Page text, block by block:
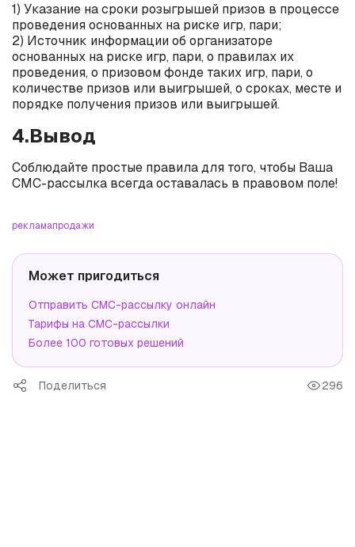
1) Указание на сроки розыгрышей призов в процессе
проведения основанных на риске игр, пари;
2) Источник информации об организаторе
основанных на риске игр, пари, о правилах их
проведения, о призовом фонде таких игр, пари, о
количестве призов или выигрышей, о сроках, месте и
порядке получения призов или выигрышей.
4.Вывод
Соблюдайте простые правила для того, чтобы Ваша
СМС-рассылка всегда оставалась в правовом поле!
рекламапродажи
Может пригодиться
Отправить СМС-рассылку онлайн
Тарифы на СМС-рассылки
Более 100 готовых решений
Поделиться 296